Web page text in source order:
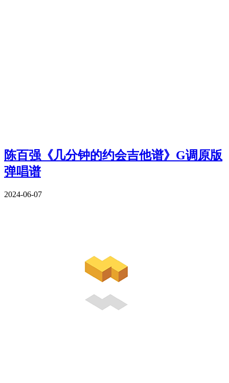
陈百强《几分钟的约会吉他谱》G调原版
弹唱谱
2024-06-07